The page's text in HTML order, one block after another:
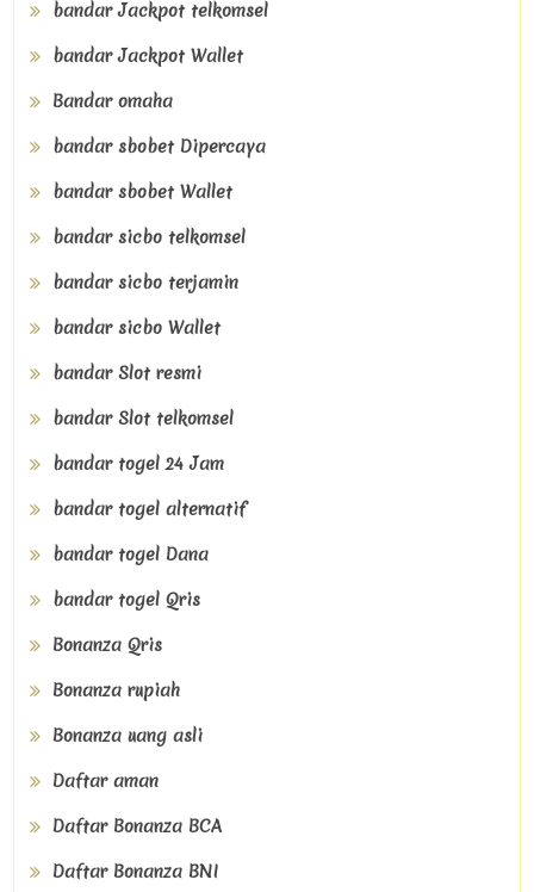
bandar Jackpot telkomsel
bandar Jackpot Wallet
Bandar omaha
bandar sbobet Dipercaya
bandar sbobet Wallet
bandar sicbo telkomsel
bandar sicbo terjamin
bandar sicbo Wallet
bandar Slot resmi
bandar Slot telkomsel
bandar togel 24 Jam
bandar togel alternatif
bandar togel Dana
bandar togel Qris
Bonanza Qris
Bonanza rupiah
Bonanza uang asli
Daftar aman
Daftar Bonanza BCA
Daftar Bonanza BNI